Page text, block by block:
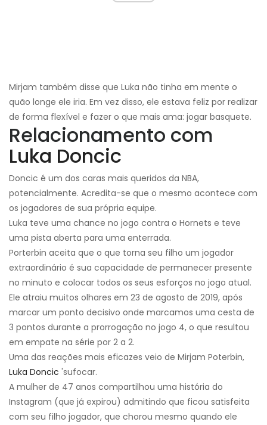
Mirjam também disse que Luka não tinha em mente o
quão longe ele iria. Em vez disso, ele estava feliz por realizar
de forma flexível e fazer o que mais ama: jogar basquete.
Relacionamento com
Luka Doncic
Doncic é um dos caras mais queridos da NBA,
potencialmente. Acredita-se que o mesmo acontece com
os jogadores de sua própria equipe.
Luka teve uma chance no jogo contra o Hornets e teve
uma pista aberta para uma enterrada.
Porterbin aceita que o que torna seu filho um jogador
extraordinário é sua capacidade de permanecer presente
no minuto e colocar todos os seus esforços no jogo atual.
Ele atraiu muitos olhares em 23 de agosto de 2019, após
marcar um ponto decisivo onde marcamos uma cesta de
3 pontos durante a prorrogação no jogo 4, o que resultou
em empate na série por 2 a 2.
Uma das reações mais eficazes veio de Mirjam Poterbin,
Luka Doncic 'sufocar.
A mulher de 47 anos compartilhou uma história do
Instagram (que já expirou) admitindo que ficou satisfeita
com seu filho jogador, que chorou mesmo quando ele